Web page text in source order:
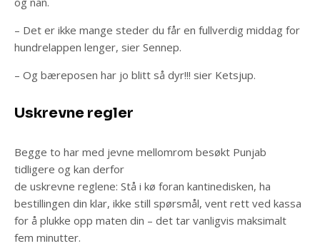
– Det er ikke mange steder du får en fullverdig middag for
hundrelappen lenger, sier Sennep.
– Og bæreposen har jo blitt så dyr!!! sier Ketsjup.
Uskrevne regler
Begge to har med jevne mellomrom besøkt Punjab
tidligere og kan derfor
de uskrevne reglene: Stå i kø foran kantinedisken, ha
bestillingen din klar, ikke still spørsmål, vent rett ved kassa
for å plukke opp maten din – det tar vanligvis maksimalt
fem minutter.